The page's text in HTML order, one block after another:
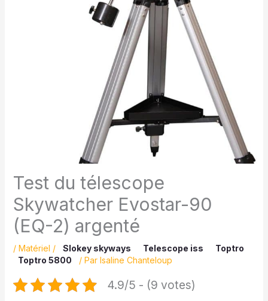
Test du télescope
Skywatcher Evostar-90
(EQ-2) argenté
/ Matériel / Slokey skyways Telescope iss
Toptro
Toptro 5800
/ Par Isaline Chanteloup
4.9/5 - (9 votes)